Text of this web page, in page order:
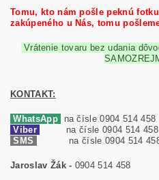
Tomu, kto nám pošle peknú
zakúpeného u Nás, tomu
Vrátenie tovaru bez udania
KONTAKT:
WhatsApp
na čísle 0904 514 458
Viber
na čísle 0904 514 458
SMS
na čísle 0904 514
Jaroslav Žák - 0904 514 458